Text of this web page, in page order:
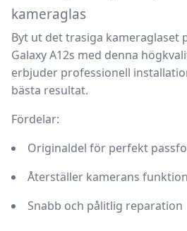
kameraglas
Byt ut det trasiga kameraglaset
Galaxy A12s med denna
erbjuder professionell
bästa resultat.
Fördelar:
Originaldel för perfekt
Återställer kamerans
Snabb och pålitlig reparation